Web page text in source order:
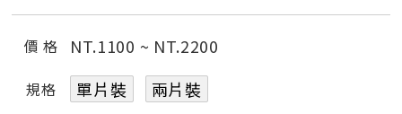
價 格 NT.1100 ~ NT.2200
規格 單片裝 兩片裝